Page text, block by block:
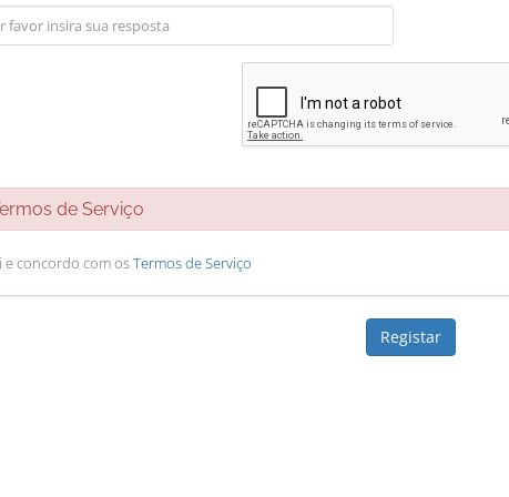
de Serviço
e concordo com osTermos de Serviço